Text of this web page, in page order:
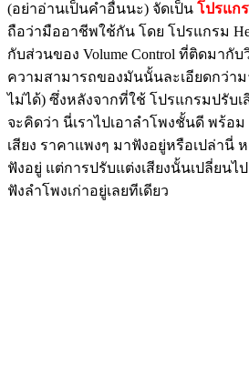
(อย่าอ่านเป็นคำอื่นนะ) จัดเป็น โปรแก
ถือว่ามืออาชีพใช้กัน โดย โปรแกรม
กับส่วนของ Volume Control ที่ติดมากั
ความสามารถของมันนั้นละเอียดกว่า
ไม่ได้) ซึ่งหลังจากที่ใช้ โปรแกรมปรับ
จะคิดว่า นี่เราไปเอาลำโพงชั้นดี พร้อ
เสียง ราคาแพงๆ มาฟังอยู่หรือเปล่านี่
ฟังอยู่ แต่การปรับแต่งเสียงนั้นเปลี่ยนไ
ฟังลำโพงเก่าอยู่เลยทีเดียว